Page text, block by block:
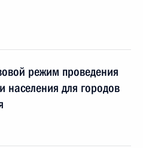
режим проведения
населения для городов